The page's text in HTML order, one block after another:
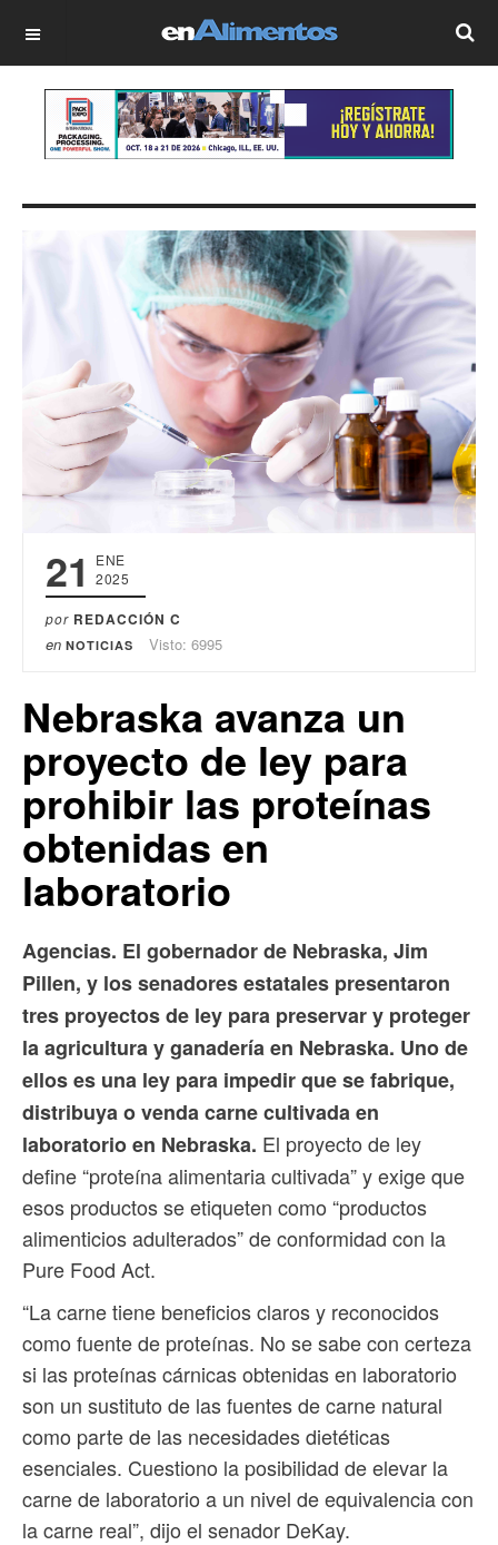
OFF CANVAS
21
ENE
2025
por REDACCIÓN C
en NOTICIAS Visto: 6995
Nebraska avanza un
proyecto de ley para
prohibir las proteínas
obtenidas en
laboratorio
Agencias. El gobernador de Nebraska, Jim
Pillen, y los senadores estatales presentaron
tres proyectos de ley para preservar y proteger
la agricultura y ganadería en Nebraska. Uno de
ellos es una ley para impedir que se fabrique,
distribuya o venda carne cultivada en
laboratorio en Nebraska. El proyecto de ley
define “proteína alimentaria cultivada” y exige que
esos productos se etiqueten como “productos
alimenticios adulterados” de conformidad con la
Pure Food Act.
“La carne tiene beneficios claros y reconocidos
como fuente de proteínas. No se sabe con certeza
si las proteínas cárnicas obtenidas en laboratorio
son un sustituto de las fuentes de carne natural
como parte de las necesidades dietéticas
esenciales. Cuestiono la posibilidad de elevar la
carne de laboratorio a un nivel de equivalencia con
la carne real”, dijo el senador DeKay.